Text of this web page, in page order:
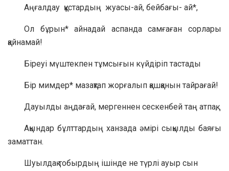
Аңғалдау құстардың жуасы-ай, бейбағы- ай*,
Ол бұрын* айнадай аспанда самғаған сорлары
қайнамай!
Біреуі мүштекпен тұмсығын күйдіріп тастады
Бір мимдер* мазақтап жорғалып қашқанын тайрағай!
Дауылды аңдағай, мергеннен сескенбей таң атпақ,
Ақындар бұлттардың ханзада әмірі сықылды баяғы
заматтан.
Шуылдақ тобырдың ішінде не түрлі ауыр сын